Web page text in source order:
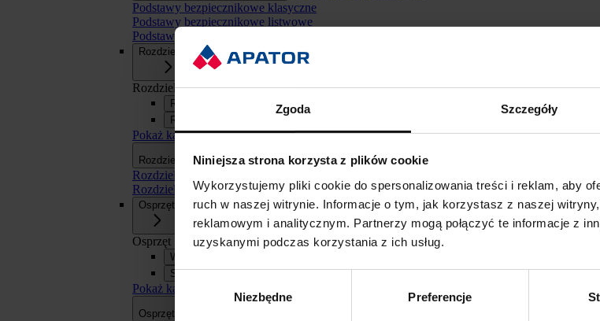
Zgoda Szczegóły
Niniejsza strona korzysta z plików cookie
Wykorzystujemy pliki cookie do spersonalizowania treści i reklam, aby
ruch w naszej witrynie. Informacje o tym, jak korzystasz z naszej
reklamowym i analitycznym. Partnerzy mogą połączyć te informacje z
uzyskanymi podczas korzystania z ich usług.
Wybór
zgody
Niezbędne Preferencje
Podstawy bezpiecznikowe klasyczne
Podstawy bezpiecznikowe listwowe
Podstawy bezpiecznikowe modułowe
Rozdzielnice
Rozdzielnice
Rozdzielnice SN
Rozdzielnice nn
Pokaż kategorię
Rozdzielnice
Rozdzielnice
Rozdzielnice SN
Rozdzielnice nn
Osprzęt
Osprzęt
Wkładki bezpiecznikowe
Systemy szyn zbiorczych APASYS 60 mm
Pokaż kategorię
Osprzęt